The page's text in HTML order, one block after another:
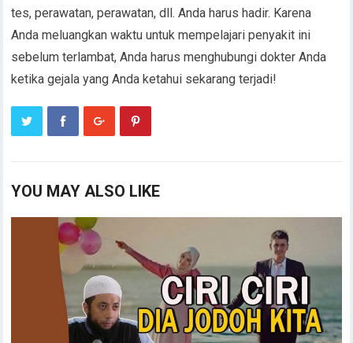
tes, perawatan, perawatan, dll. Anda harus hadir. Karena
Anda meluangkan waktu untuk mempelajari penyakit ini
sebelum terlambat, Anda harus menghubungi dokter Anda
ketika gejala yang Anda ketahui sekarang terjadi!
YOU MAY ALSO LIKE